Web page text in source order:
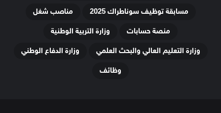
مسابقة توظيف سوناطراك 2025
مناصب شغل
منصة حسابات
وزارة التربية الوطنية
وزارة التعليم العالي والبحث العلمي
وزارة الدفاع الوطني
وظائف